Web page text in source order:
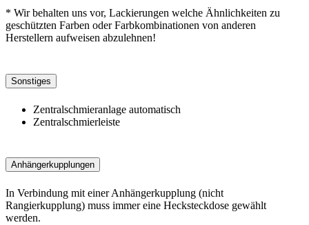
* Wir behalten uns vor, Lackierungen welche Ähnlichkeiten zu
geschützten Farben oder Farbkombinationen von anderen
Herstellern aufweisen abzulehnen!
Sonstiges
Zentralschmieranlage automatisch
Zentralschmierleiste
Anhängerkupplungen
In Verbindung mit einer Anhängerkupplung (nicht
Rangierkupplung) muss immer eine Hecksteckdose gewählt
werden.